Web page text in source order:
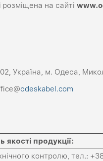
розміщена на сайті www.
Україна, м. Одеса,
odeskabel.com
якості продукції:
контролю, тел.: